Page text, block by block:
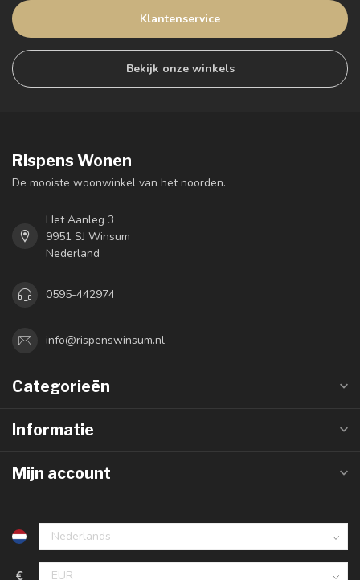
Klantenservice
Bekijk onze winkels
Rispens Wonen
De mooiste woonwinkel van het noorden.
Het Aanleg 3
9951 SJ Winsum
Nederland
0595-442974
info@rispenswinsum.nl
Categorieën
Informatie
Mijn account
€